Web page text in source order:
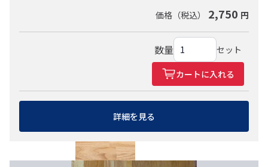
米ヒバ
価格（税込） 2,750 円
数量 セット
カートに入れる
詳細を見る